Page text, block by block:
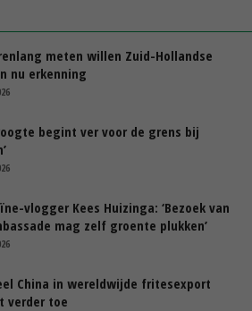
meten willen Zuid-Hollandse
nu erkenning
begint ver voor de grens bij
vlogger Kees Huizinga: ‘Bezoek van
mag zelf groente plukken’
China in wereldwijde fritesexport
verder toe